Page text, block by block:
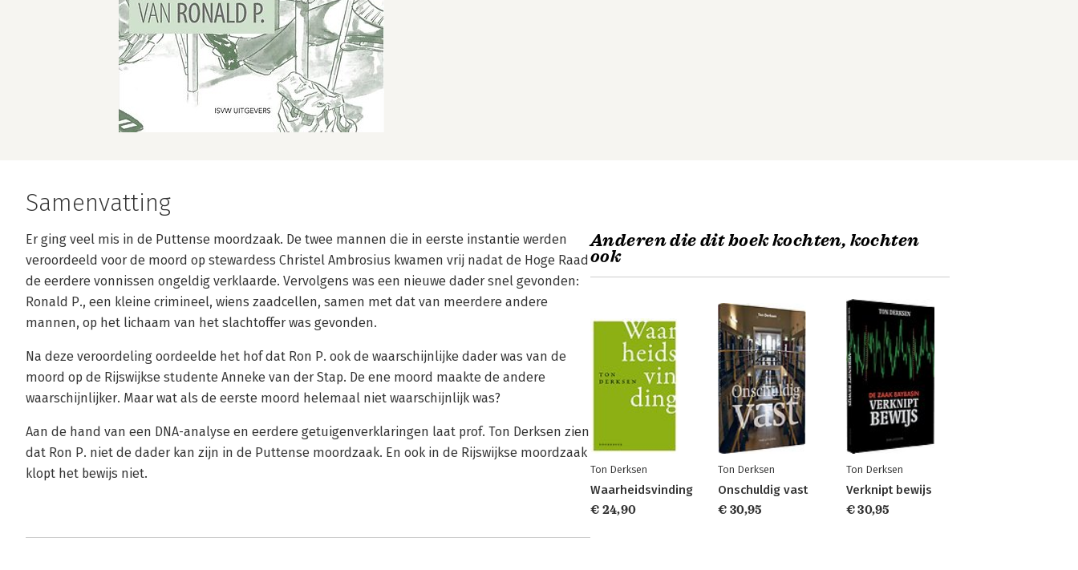
Samenvatting
Er ging veel mis in de Puttense moordzaak. De twee mannen die in eerste instantie werden
veroordeeld voor de moord op stewardess Christel Ambrosius kwamen vrij nadat de Hoge Raad
de eerdere vonnissen ongeldig verklaarde. Vervolgens was een nieuwe dader snel gevonden:
Ronald P., een kleine crimineel, wiens zaadcellen, samen met dat van meerdere andere
mannen, op het lichaam van het slachtoffer was gevonden.
Na deze veroordeling oordeelde het hof dat Ron P. ook de waarschijnlijke dader was van de
moord op de Rijswijkse studente Anneke van der Stap. De ene moord maakte de andere
waarschijnlijker. Maar wat als de eerste moord helemaal niet waarschijnlijk was?
Aan de hand van een DNA-analyse en eerdere getuigenverklaringen laat prof. Ton Derksen zien
dat Ron P. niet de dader kan zijn in de Puttense moordzaak. En ook in de Rijswijkse moordzaak
klopt het bewijs niet.
Anderen die dit boek kochten, kochten
ook
Ton Derksen
Waarheidsvinding
€ 24,90
Ton Derksen
Onschuldig vast
€ 30,95
Ton Derksen
Verknipt bewijs
€ 30,95